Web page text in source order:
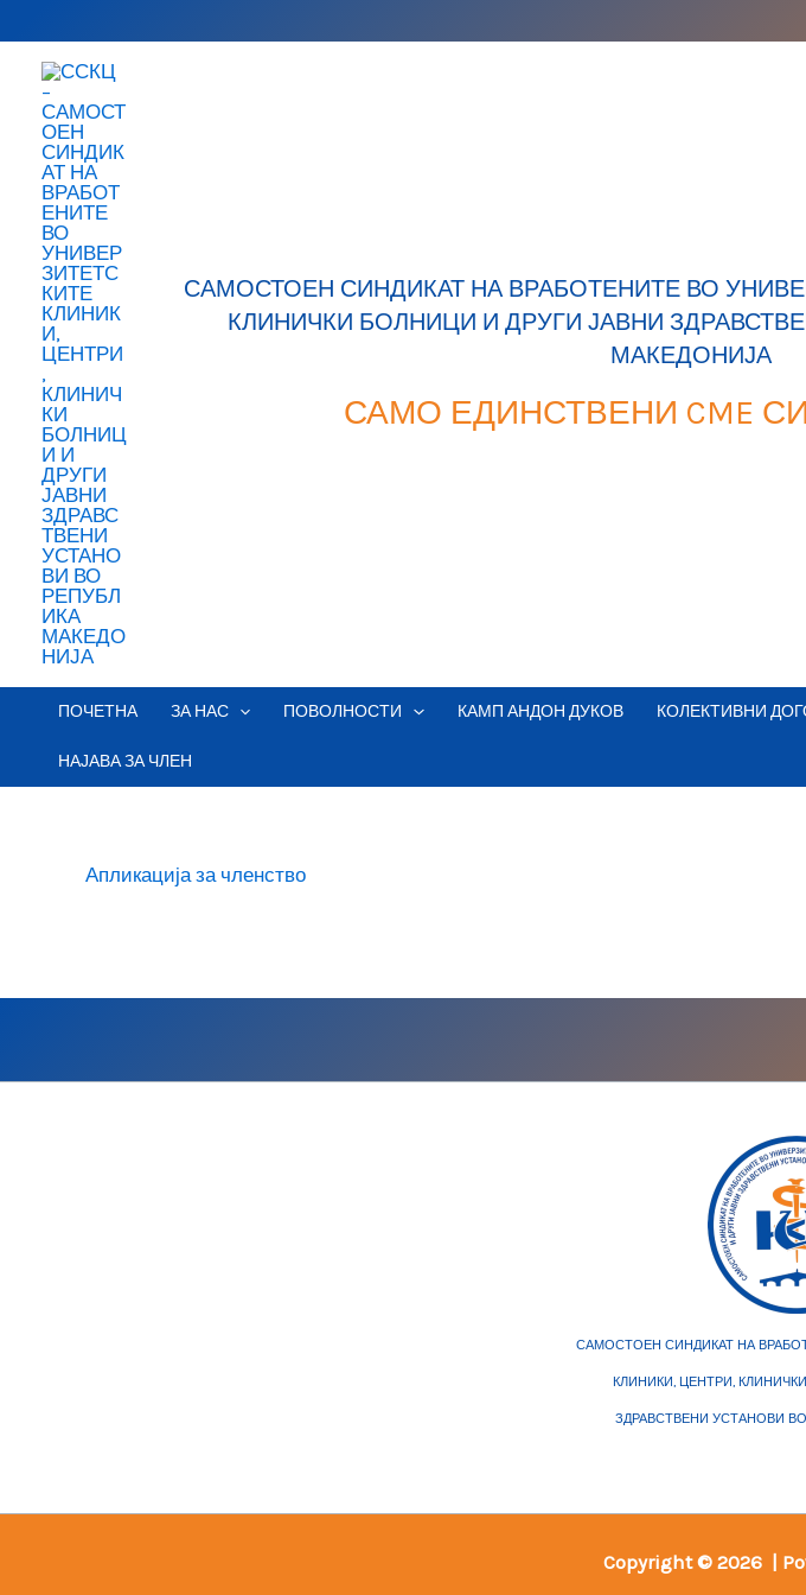
to
content
САМОСТОЕН СИНДИКАТ НА ВРАБОТЕНИТЕ ВО
КЛИНИЧКИ БОЛНИЦИ И ДРУГИ ЈАВНИ
МАКЕДОНИЈА
САМО ЕДИНСТВЕНИ CME
ПОЧЕТНА ЗА НАС ПОВОЛНОСТИ КАМП АНДОН ДУКОВ КОЛЕКТИВНИ
НАЈАВА ЗА ЧЛЕН
Апликација за членство
САМОСТОЕН СИНДИКАТ НА
КЛИНИКИ, ЦЕНТРИ,
ЗДРАВСТВЕНИ УСТАНОВИ
Copyright © 2026 |